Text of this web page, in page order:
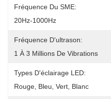
Fréquence Du SME:
20Hz-1000Hz
Fréquence D'ultrason:
1 À 3 Millions De Vibrations
Types D'éclairage LED:
Rouge, Bleu, Vert, Blanc